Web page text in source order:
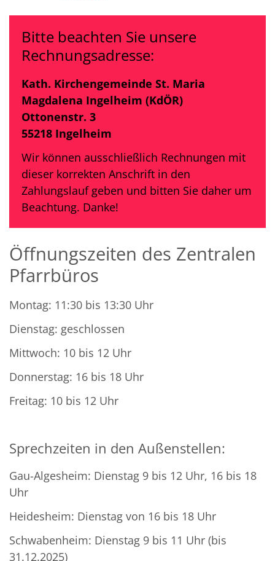
Bitte beachten Sie unsere
Rechnungsadresse:
Kath. Kirchengemeinde St. Maria
Magdalena Ingelheim (KdÖR)
Ottonenstr. 3
55218 Ingelheim
Wir können ausschließlich Rechnungen mit
dieser korrekten Anschrift in den
Zahlungslauf geben und bitten Sie daher um
Beachtung. Danke!
Öffnungszeiten des Zentralen
Pfarrbüros
Montag: 11:30 bis 13:30 Uhr
Dienstag: geschlossen
Mittwoch: 10 bis 12 Uhr
Donnerstag: 16 bis 18 Uhr
Freitag: 10 bis 12 Uhr
Sprechzeiten in den Außenstellen:
Gau-Algesheim: Dienstag 9 bis 12 Uhr, 16 bis 18
Uhr
Heidesheim: Dienstag von 16 bis 18 Uhr
Schwabenheim: Dienstag 9 bis 11 Uhr (bis
31.12.2025)